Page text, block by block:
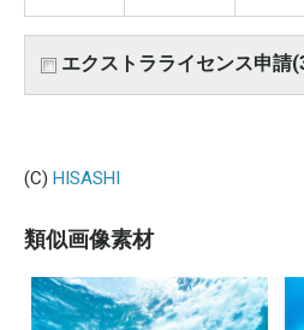
エクストラライセンス申請
(C) HISASHI
類似画像素材